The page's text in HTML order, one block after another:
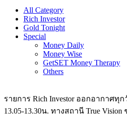
All Category
Rich Investor
Gold Tonight
Special
Money Daily
Money Wise
GetSET Money Therapy
Others
รายการ Rich Investor ออกอากาศทุ
13.05-13.30น. ทางสถานี True Vision